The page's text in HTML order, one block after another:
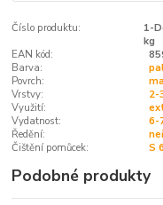
Číslo produktu:
1-
kg
EAN kód:
Barva:
Povrch:
Vrstvy:
2-
Využití:
Vydatnost:
6-
Ředění:
Čištění pomůcek:
S
Podobné produkty